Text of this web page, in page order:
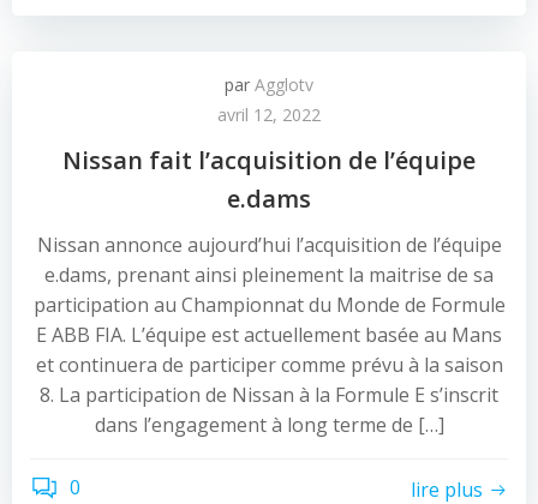
par Agglotv
avril 12, 2022
Nissan fait l’acquisition de l’équipe
e.dams
Nissan annonce aujourd’hui l’acquisition de l’équipe
e.dams, prenant ainsi pleinement la maitrise de sa
participation au Championnat du Monde de Formule
E ABB FIA. L’équipe est actuellement basée au Mans
et continuera de participer comme prévu à la saison
8. La participation de Nissan à la Formule E s’inscrit
dans l’engagement à long terme de […]
0 lire plus